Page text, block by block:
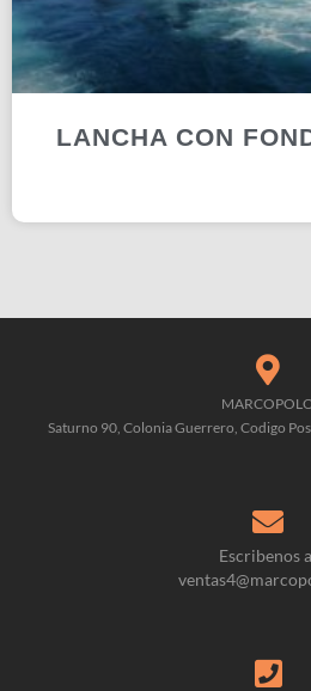
LANCHA CON
Saturno 90, Colonia Guerrero, Codigo
Escribenos